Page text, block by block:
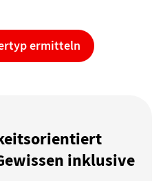
ermitteln
inklusive